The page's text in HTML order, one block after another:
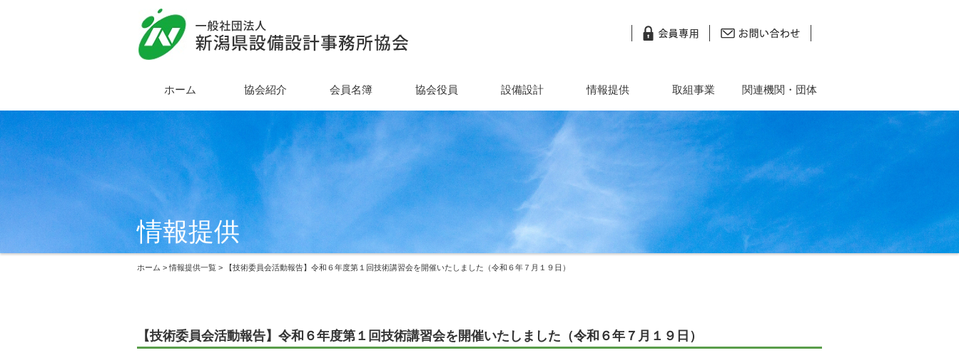
ホーム 協会紹介 会員名簿 協会役員 設備設計 情報提供 取組事業 関連機関・団体
情報提供
ホーム >情報提供一覧 > 【技術委員会活動報告】令和６年度第１回技術講習会を開催いたしました（令和６年７月１９日）
【技術委員会活動報告】令和６年度第１回技術講習会を開催いたしました（令和６年７月１９日）